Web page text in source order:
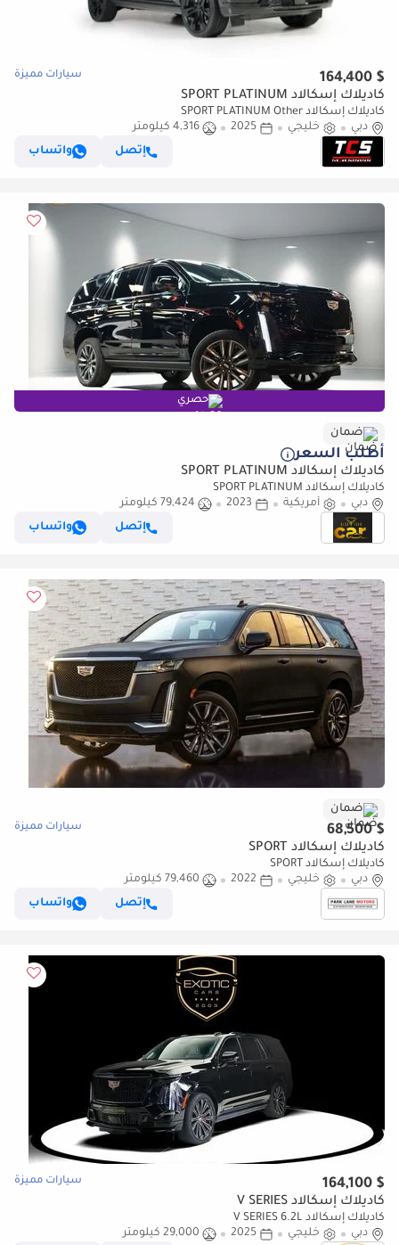
$ 164,400 سيارات مميزة
كاديلاك إسكالاد SPORT PLATINUM
كاديلاك إسكالاد SPORT PLATINUM Other
دبي
خليجي 2025
4,316 كيلومتر
إتصل
واتساب
حصري
ضمان
أطلب السعر
كاديلاك إسكالاد SPORT PLATINUM
كاديلاك إسكالاد SPORT PLATINUM
دبي
أمريكية 2023
79,424 كيلومتر
إتصل
واتساب
ضمان
$ 68,500 سيارات مميزة
كاديلاك إسكالاد SPORT
كاديلاك إسكالاد SPORT
دبي
خليجي 2022
79,460 كيلومتر
إتصل
واتساب
$ 164,100 سيارات مميزة
كاديلاك إسكالاد V SERIES
كاديلاك إسكالاد V SERIES 6.2L
دبي
خليجي 2025
29,000 كيلومتر